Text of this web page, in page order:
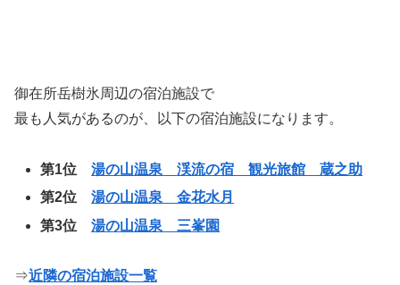
御在所岳樹氷周辺の宿泊施設で
最も人気があるのが、以下の宿泊施設になります。
第1位湯の山温泉 渓流の宿 観光旅館 蔵之助
第2位湯の山温泉 金花水月
第3位湯の山温泉 三峯園
⇒近隣の宿泊施設一覧